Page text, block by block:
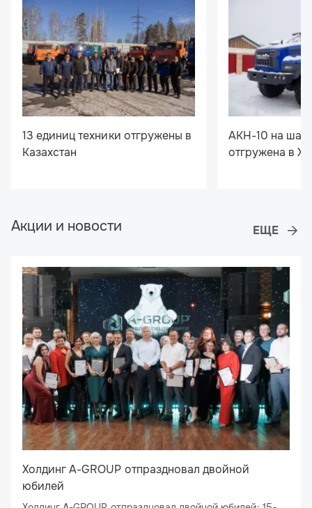
13 единиц техники отгружены в
Казахстан
АКН-10 на
отгружена в
Акции и новости
Холдинг A-GROUP отпраздновал двойной
юбилей